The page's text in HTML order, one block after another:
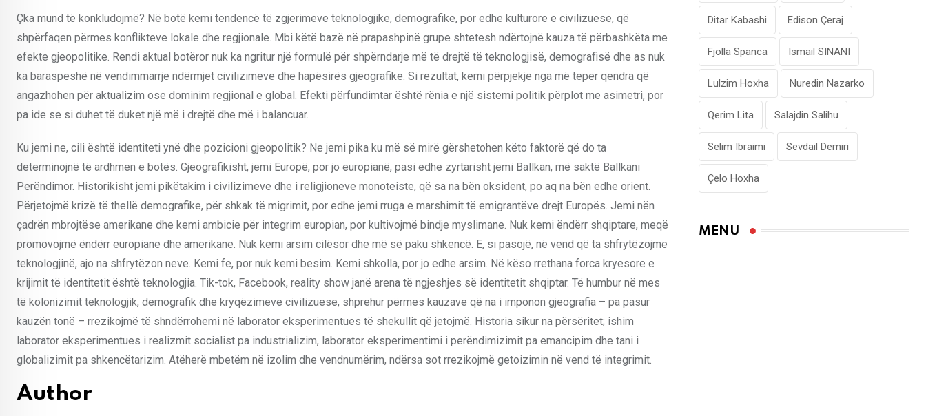
Çka mund të konkludojmë? Në botë kemi tendencë të zgjerimeve teknologjike, demografike, por edhe kulturore e civilizuese, që
shpërfaqen përmes konflikteve lokale dhe regjionale. Mbi këtë bazë në prapashpinë grupe shtetesh ndërtojnë kauza të përbashkëta me
efekte gjeopolitike. Rendi aktual botëror nuk ka ngritur një formulë për shpërndarje më të drejtë të teknologjisë, demografisë dhe as nuk
ka baraspeshë në vendimmarrje ndërmjet civilizimeve dhe hapësirës gjeografike. Si rezultat, kemi përpjekje nga më tepër qendra që
angazhohen për aktualizim ose dominim regjional e global. Efekti përfundimtar është rënia e një sistemi politik përplot me asimetri, por
pa ide se si duhet të duket një më i drejtë dhe më i balancuar.
Ku jemi ne, cili është identiteti ynë dhe pozicioni gjeopolitik? Ne jemi pika ku më së mirë gërshetohen këto faktorë që do ta
determinojnë të ardhmen e botës. Gjeografikisht, jemi Europë, por jo europianë, pasi edhe zyrtarisht jemi Ballkan, më saktë Ballkani
Perëndimor. Historikisht jemi pikëtakim i civilizimeve dhe i religjioneve monoteiste, që sa na bën oksident, po aq na bën edhe orient.
Përjetojmë krizë të thellë demografike, për shkak të migrimit, por edhe jemi rruga e marshimit të emigrantëve drejt Europës. Jemi nën
çadrën mbrojtëse amerikane dhe kemi ambicie për integrim europian, por kultivojmë bindje myslimane. Nuk kemi ëndërr shqiptare, meqë
promovojmë ëndërr europiane dhe amerikane. Nuk kemi arsim cilësor dhe më së paku shkencë. E, si pasojë, në vend që ta shfrytëzojmë
teknologjinë, ajo na shfrytëzon neve. Kemi fe, por nuk kemi besim. Kemi shkolla, por jo edhe arsim. Në këso rrethana forca kryesore e
krijimit të identitetit është teknologjia. Tik-tok, Facebook, reality show janë arena të ngjeshjes së identitetit shqiptar. Të humbur në mes
të kolonizimit teknologjik, demografik dhe kryqëzimeve civilizuese, shprehur përmes kauzave që na i imponon gjeografia – pa pasur
kauzën tonë – rrezikojmë të shndërrohemi në laborator eksperimentues të shekullit që jetojmë. Historia sikur na përsëritet; ishim
laborator eksperimentues i realizmit socialist pa industrializim, laborator eksperimentimi i perëndimizimit pa emancipim dhe tani i
globalizimit pa shkencëtarizim. Atëherë mbetëm në izolim dhe vendnumërim, ndërsa sot rrezikojmë getoizimin në vend të integrimit.
Author
Ditar Kabashi Edison Çeraj
Fjolla Spanca Ismail SINANI
Lulzim Hoxha Nuredin Nazarko
Qerim Lita Salajdin Salihu
Selim Ibraimi Sevdail Demiri
Çelo Hoxha
MENU